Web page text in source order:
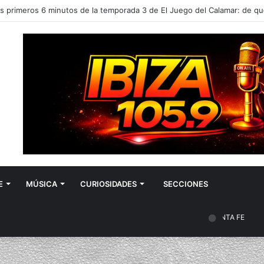
de hoy, 07 de agosto de 2026: las predicciones para la salud, el
MÚSICA CURIOSIDADES SECCIONES